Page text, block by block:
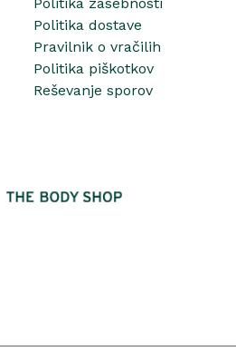
Politika dostave
Pravilnik o vračilih
Politika piškotkov
Reševanje sporov